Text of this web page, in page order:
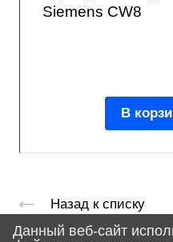
Siemens CW8
В
Назад к списку
Данный веб-сайт